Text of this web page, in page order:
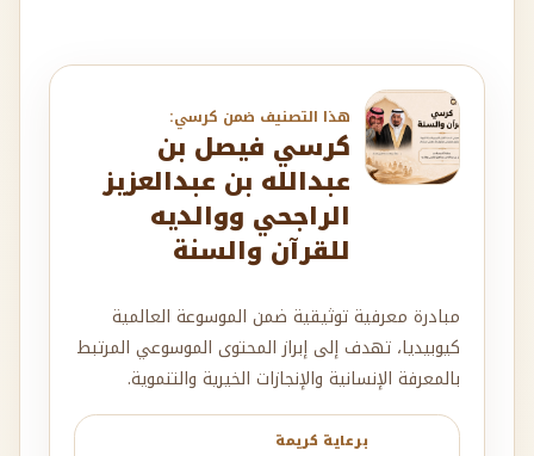
هذا التصنيف ضمن كرسي:
كرسي فيصل بن
عبدالله بن عبدالعزيز
الراجحي ووالديه
للقرآن والسنة
مبادرة معرفية توثيقية ضمن الموسوعة العالمية
كيوبيديا، تهدف إلى إبراز المحتوى الموسوعي المرتبط
بالمعرفة الإنسانية والإنجازات الخيرية والتنموية.
برعاية كريمة